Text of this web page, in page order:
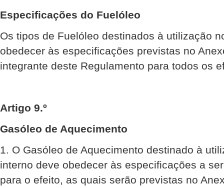
Especificações do Fuelóleo
Os tipos de Fuelóleo destinados à utilização
obedecer às especificações previstas no
integrante deste Regulamento para todos os
Artigo 9.º
Gasóleo de Aquecimento
1. O Gasóleo de Aquecimento destinado à
interno deve obedecer às especificações a
para o efeito, as quais serão previstas no